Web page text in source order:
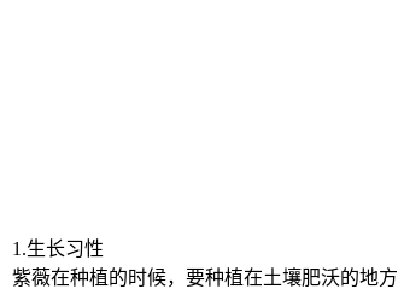
1.生长习性
紫薇在种植的时候，要种植在土壤肥沃的地方